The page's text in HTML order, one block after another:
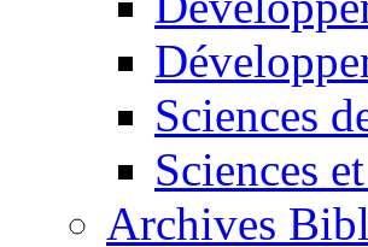
Sciences
Sciences
Archives